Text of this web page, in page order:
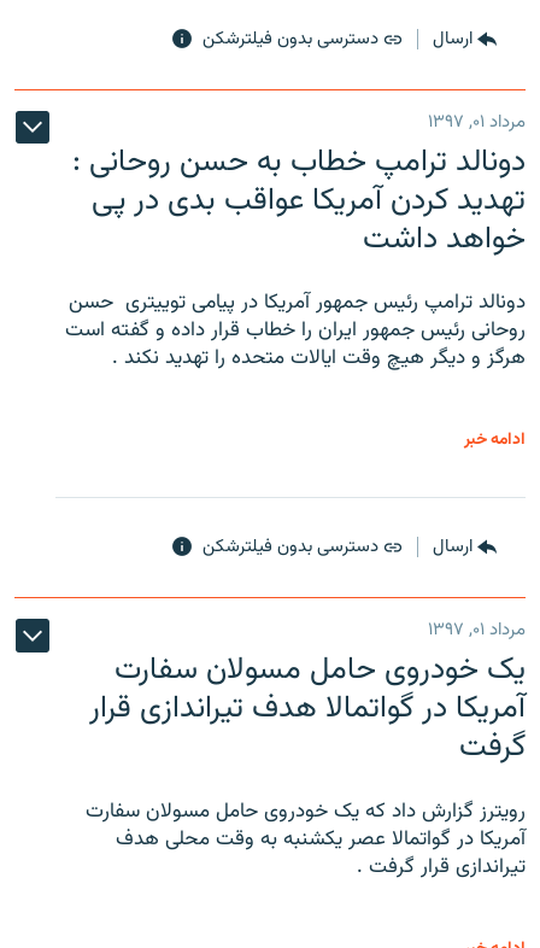
ارسال دسترسی بدون فیلترشکن
مرداد ۰۱, ۱۳۹۷
دونالد ترامپ خطاب به حسن روحانی :
تهدید کردن آمریکا عواقب بدی در پی
خواهد داشت
دونالد ترامپ رئیس جمهور آمریکا در پیامی توییتری ‌ حسن
روحانی رئیس جمهور ایران را خطاب قرار داده و گفته است
هرگز و دیگر هیچ وقت ایالات متحده را تهدید نکند .
ادامه خبر
ارسال دسترسی بدون فیلترشکن
مرداد ۰۱, ۱۳۹۷
یک خودروی حامل مسولان سفارت
آمریکا در گواتمالا هدف تیراندازی قرار
گرفت
رویترز گزارش داد که یک خودروی حامل مسولان سفارت
آمریکا در گواتمالا عصر یکشنبه به وقت محلی هدف
تیراندازی قرار گرفت .